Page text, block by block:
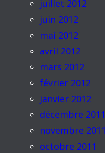
juillet 2012
juin 2012
mai 2012
avril 2012
mars 2012
février 2012
janvier 2012
décembre 2011
novembre 2011
octobre 2011